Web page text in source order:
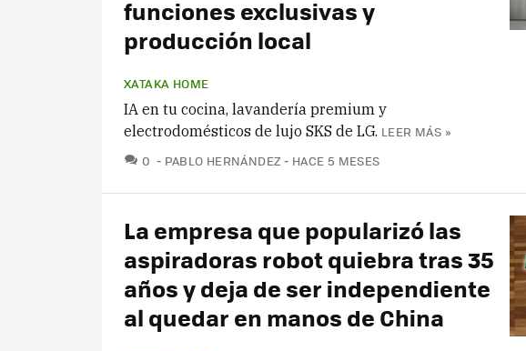
funciones exclusivas y
producción local
XATAKA HOME
IA en tu cocina, lavandería premium y
electrodomésticos de lujo SKS de LG. LEER MÁS »
0 COMENTARIOS
PABLO HERNÁNDEZ HACE 5 MESES
La empresa que popularizó las
aspiradoras robot quiebra tras 35
años y deja de ser independiente
al quedar en manos de China